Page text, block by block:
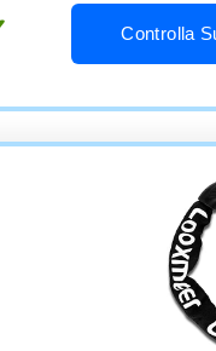
Controlla